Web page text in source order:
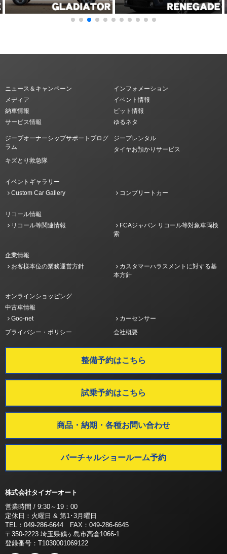
ニュース＆キャンペーン
インフォメーション
メディア
イベント情報
納車情報
ピット情報
サービス情報
ゆるネタ
ジープオーナーシップサポートプログ
ラム
ジープレンタル
タイヤお預かりサービス
キズとり救急隊
イベントギャラリー
Custom Car Gallery
コンプリートカー
リコール情報
リコール等関連情報
FCAジャパン リコール等対象車両検
索
企業情報
お客様本位の業務運営方針
カスタマーハラスメントに対する基
本方針
オンラインショッピング
中古車情報
Goo-net
カーセンサー
プライバシー・ポリシー
会社概要
整備予約はこちら
試乗予約はこちら
商品・納期・各種お問い合わせ
バーチャルショールーム予約
株式会社タイガーオート
営業時間 / 9:30～19：00
定休日：火曜日 & 第1･3月曜日
TEL：049-286-6644 FAX：049-286-6645
〒350-2223 埼玉県鶴ヶ島市高倉1066-1
登録番号：T1030001069122